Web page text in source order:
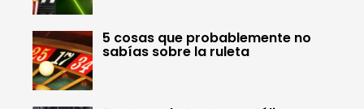
5 cosas que probablemente no
sabías sobre la ruleta